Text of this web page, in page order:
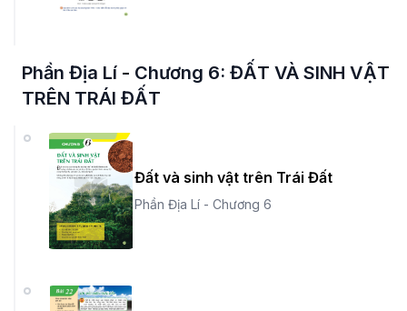
Phần Địa Lí - Chương 6: ĐẤT VÀ SINH VẬT
TRÊN TRÁI ĐẤT
Đất và sinh vật trên Trái Đất
Phần Địa Lí - Chương 6